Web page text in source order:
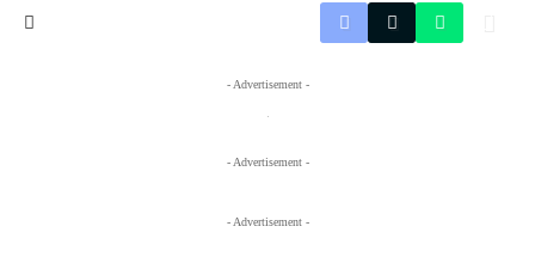
- Advertisement -
- Advertisement -
- Advertisement -